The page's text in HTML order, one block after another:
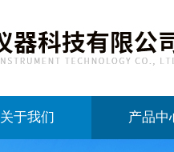
关于我们 产品中